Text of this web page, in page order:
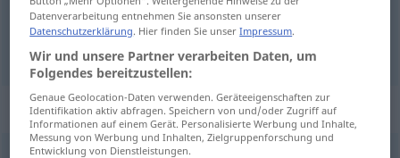
Kompression
Synonyme für "Kompression"
Datenverarbeitung entnehmen Sie ansonsten unserer
Datenschutzerklärung. Hier finden Sie unserImpressum.
Wir und unsere Partner verarbeiten Daten, um
Folgendes bereitzustellen:
Genaue Geolocation-Daten verwenden. Geräteeigenschaften zur
Identifikation aktiv abfragen. Speichern von und/oder Zugriff auf
Informationen auf einem Gerät. Personalisierte Werbung und Inhalte,
Messung von Werbung und Inhalten, Zielgruppenforschung und
Entwicklung von Dienstleistungen.